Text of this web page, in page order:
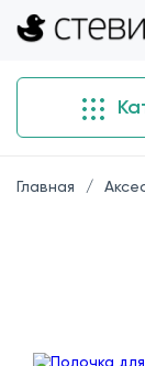
Главная